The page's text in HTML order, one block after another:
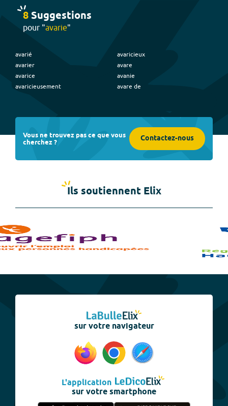
8Suggestions
pour "avarie"
avarié
avarier
avarice
avaricieusement
avaricieux
avare
avanie
avare de
Vous ne trouvez pas ce que vous
cherchez ? Contactez-nous
Ils soutiennent Elix
sur votre navigateur
L'application
sur votre smartphone